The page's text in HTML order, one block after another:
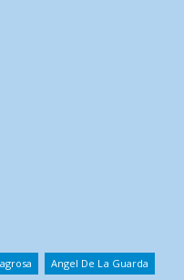
Angel De La Guarda